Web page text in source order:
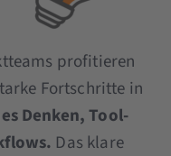
profitieren
Fortschritte in
Denken, Tool-
Das klare